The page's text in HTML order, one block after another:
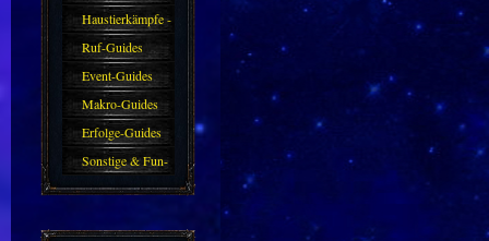
Farmkarten und
Haustiere
Haustierkämpfe -
Guide
Ruf-Guides
Event-Guides
Makro-Guides
Erfolge-Guides
Sonstige & Fun-
Guides